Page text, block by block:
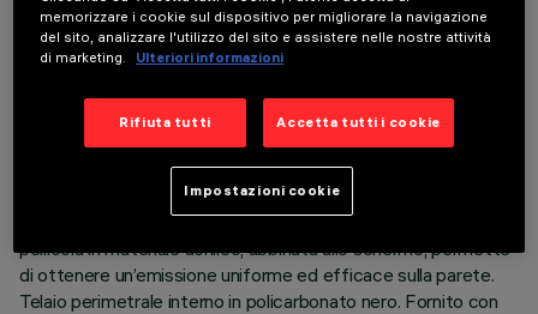
DESCRIZIONE
Apparecchio miniaturizzato rettangolare ad incasso con
alluminio pressofuso, versione con cornice perimetrale di
battuta. Sistema ottico asimmetrico specializzato per
ottenere una efficace distribuzione wall washer.
Recuperatore di flusso - riflettore in alluminio superpuro -
schermo in PMMA con texture millerighe; una speciale
pellicola in materiale acrilico, abbinata allo schermo, permette
di ottenere un’emissione uniforme ed efficace sulla parete.
Telaio perimetrale interno in policarbonato nero. Fornito con
memorizzare i cookie sul dispositivo per migliorare la navigazione
del sito, analizzare l'utilizzo del sito e assistere nelle nostre attività
di marketing.
Ulteriori informazioni
Rifiuta tutti Accetta tutti i cookie
Impostazioni cookie